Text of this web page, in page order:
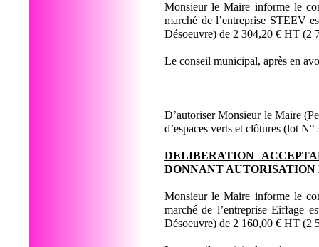
Monsieur le Maire informe le
marché de l’entreprise STEEV
Désoeuvre) de 2 304,20 € HT (2
Le conseil municipal, après en
D’autoriser Monsieur le Maire
d’espaces verts et clôtures (lot
DELIBERATION
DONNANT AUTORISATION
Monsieur le Maire informe le
marché de l’entreprise Eiffage
Désoeuvre) de 2 160,00 € HT (2